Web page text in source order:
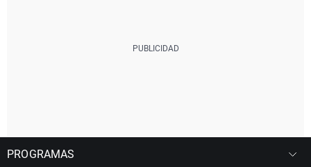
PROGRAMAS